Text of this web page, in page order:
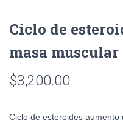
Ciclo de
masa muscular
$3,200.00
Ciclo de esteroides